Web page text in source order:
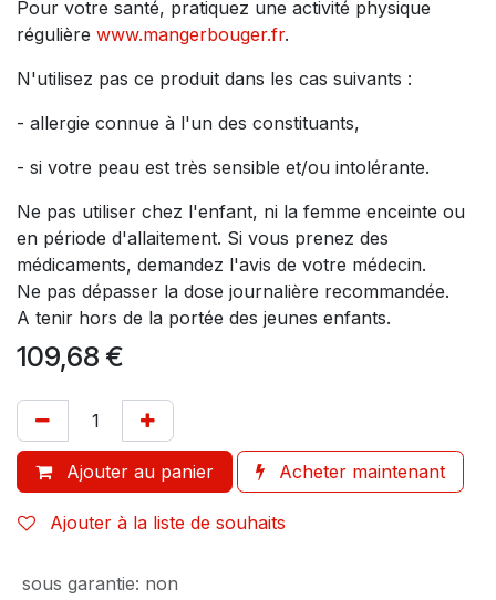
Pour votre santé, pratiquez une activité physique
régulière www.mangerbouger.fr.
N'utilisez pas ce produit dans les cas suivants :
- allergie connue à l'un des constituants,
- si votre peau est très sensible et/ou intolérante.
Ne pas utiliser chez l'enfant, ni la femme enceinte ou
en période d'allaitement. Si vous prenez des
médicaments, demandez l'avis de votre médecin.
Ne pas dépasser la dose journalière recommandée.
A tenir hors de la portée des jeunes enfants.
109,68 €
Ajouter au panier Acheter maintenant
Ajouter à la liste de souhaits
sous garantie: non